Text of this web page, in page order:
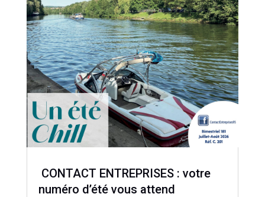
CONTACT ENTREPRISES : votre
numéro d’été vous attend